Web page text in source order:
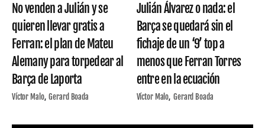
No venden a Julián y se
quieren llevar gratis a
Ferran: el plan de Mateu
Alemany para torpedear al
Barça de Laporta
Víctor Malo Gerard Boada
Julián Álvarez o nada: el
Barça se quedará sin el
fichaje de un ‘9’ top a
menos que Ferran Torres
entre en la ecuación
Víctor Malo Gerard Boada